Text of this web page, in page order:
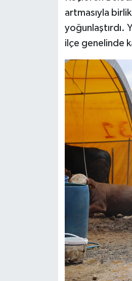
artmasıyla
yoğunlaştırdı.
ilçe genelinde
Teknoloji
Yaşam-Çevre